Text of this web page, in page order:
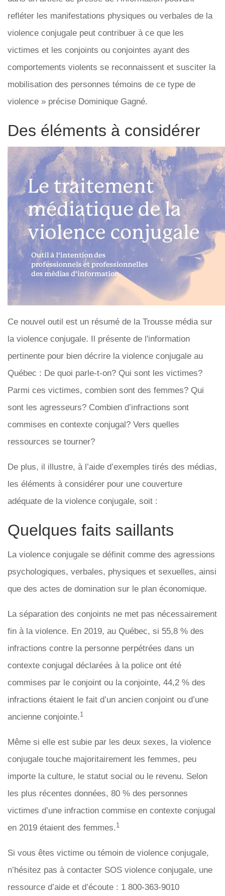
refléter les manifestations physiques ou verbales de la
violence conjugale peut contribuer à ce que les
victimes et les conjoints ou conjointes ayant des
comportements violents se reconnaissent et susciter la
mobilisation des personnes témoins de ce type de
violence » précise Dominique Gagné.
Des éléments à considérer
Ce nouvel outil est un résumé de la Trousse média sur
la violence conjugale. Il présente de l'information
pertinente pour bien décrire la violence conjugale au
Québec : De quoi parle-t-on? Qui sont les victimes?
Parmi ces victimes, combien sont des femmes? Qui
sont les agresseurs? Combien d’infractions sont
commises en contexte conjugal? Vers quelles
ressources se tourner?
De plus, il illustre, à l’aide d’exemples tirés des médias,
les éléments à considérer pour une couverture
adéquate de la violence conjugale, soit :
Quelques faits saillants
La violence conjugale se définit comme des agressions
psychologiques, verbales, physiques et sexuelles, ainsi
que des actes de domination sur le plan économique.
La séparation des conjoints ne met pas nécessairement
fin à la violence. En 2019, au Québec, si 55,8 % des
infractions contre la personne perpétrées dans un
contexte conjugal déclarées à la police ont été
commises par le conjoint ou la conjointe, 44,2 % des
infractions étaient le fait d’un ancien conjoint ou d’une
ancienne conjointe.1
Même si elle est subie par les deux sexes, la violence
conjugale touche majoritairement les femmes, peu
importe la culture, le statut social ou le revenu. Selon
les plus récentes données, 80 % des personnes
victimes d’une infraction commise en contexte conjugal
en 2019 étaient des femmes.1
Si vous êtes victime ou témoin de violence conjugale,
n’hésitez pas à contacter SOS violence conjugale, une
ressource d’aide et d’écoute : 1 800-363-9010